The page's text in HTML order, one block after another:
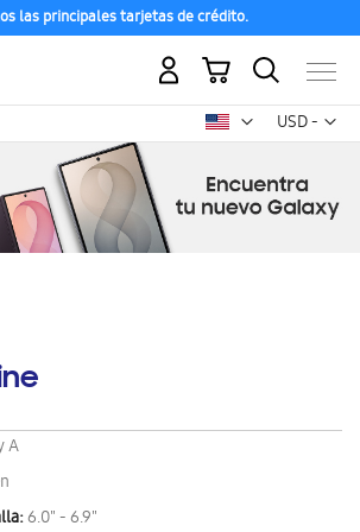
las principales tarjetas de crédito.
USD -
dólar
Mi carrito
A
6.0" - 6.9"